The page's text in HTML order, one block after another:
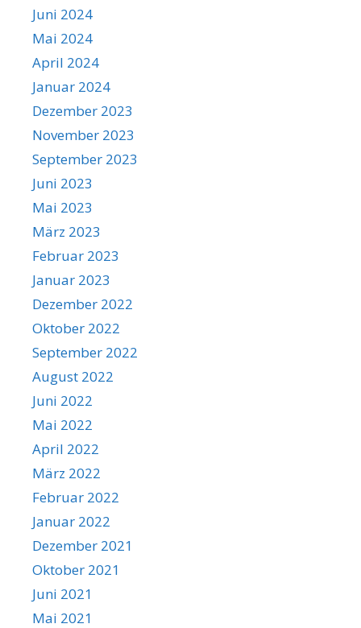
Juni 2024
Mai 2024
April 2024
Januar 2024
Dezember 2023
November 2023
September 2023
Juni 2023
Mai 2023
März 2023
Februar 2023
Januar 2023
Dezember 2022
Oktober 2022
September 2022
August 2022
Juni 2022
Mai 2022
April 2022
März 2022
Februar 2022
Januar 2022
Dezember 2021
Oktober 2021
Juni 2021
Mai 2021